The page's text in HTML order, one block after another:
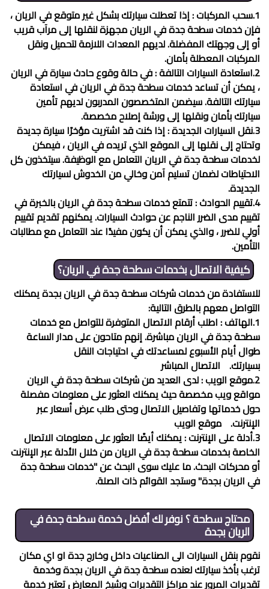
1.سحب المركبات : إذا تعطلت سيارتك بشكل غير متوقع في الريان ،
فإن خدماتسطحة جدة في الريانمجهزة لنقلها إلى مرآب قريب
أو إلى وجهتك المفضلة. لديهم المعدات اللازمة لتحميل ونقل
المركبات المعطلة بأمان.
2.استعادة السيارات التالفة : في حالة وقوع حادث سيارة في الريان
، يمكن أن تساعد خدماتسطحة جدة في الريانفي استعادة
سيارتك التالفة. سيضمن المتخصصون المدربون لديهم تأمين
سيارتك بأمان ونقلها إلى ورشة إصلاح مخصصة.
3.نقل السيارات الجديدة : إذا كنت قد اشتريت مؤخرًا سيارة جديدة
وتحتاج إلى نقلها إلى الموقع الذي تريده في الريان ، فيمكن
لخدماتسطحة جدة في الريانالتعامل مع الوظيفة. سيتخذون كل
الاحتياطات لضمان تسليم آمن وخالي من الخدوش لسيارتك
الجديدة.
4.تقييم الحوادث : تتمتع خدمات
سطحة جدة في الريانبالخبرة في
تقييم مدى الضرر الناجم عن حوادث السيارات. يمكنهم تقديم تقييم
أولي للضرر ، والذي يمكن أن يكون مفيدًا عند التعامل مع مطالبات
التأمين.
كيفية الاتصال بخدماتسطحة جدة في الريان؟
للاستفادة من خدمات شركاتسطحة جدة في الريانبجدة يمكنك
التواصل معهم بالطرق التالية:
1.الهاتف : اطلب أرقام الاتصال المتوفرة للتواصل مع خدمات
سطحة جدة في الريانمباشرة. إنهم متاحون على مدار الساعة
طوال أيام الأسبوع لمساعدتك في احتياجات النقل
بسيارتك.
الاتصال المباشر
2.موقع الويب : لدى العديد من شركات
سطحة جدة في الريان
مواقع ويب مخصصة حيث يمكنك العثور على معلومات مفصلة
حول خدماتها وتفاصيل الاتصال وحتى طلب عرض أسعار عبر
الإنترنت.
موقع الويب
3.أدلة على الإنترنت : يمكنك أيضًا العثور على معلومات الاتصال
الخاصة بخدماتسطحة جدة في الريانمن خلال الأدلة عبر الإنترنت
أو محركات البحث. ما عليك سوى البحث عن "خدماتسطحة جدة
في الريانبجدة" وستجد القوائم ذات الصلة.
محتاج سطحة ؟ نوفر لك أفضل خدمةسطحة جدة في
الريانبجدة
نقوم بنقل السيارات الى الصناعيات داخل وخارج جدة او اي مكان
ترغب بأخذ سيارتك لعندهسطحة جدة في الريانبجدة وخدمة
تقديرات المرور عند مراكز التقديرات وشيخ المعارض تعتبر خدمة